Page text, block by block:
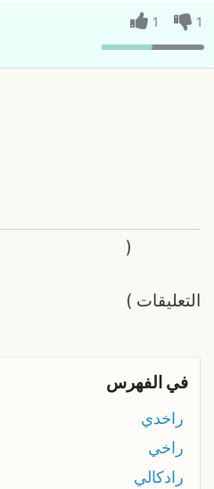
1
1
التعليقات
(
)
في الفهرس
راخدي
راخي
رادكالي